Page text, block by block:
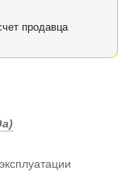
продавца